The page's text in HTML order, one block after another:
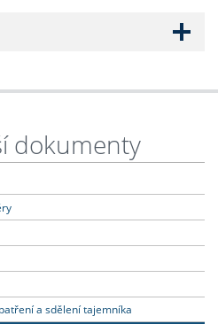
dokumenty
a sdělení tajemníka